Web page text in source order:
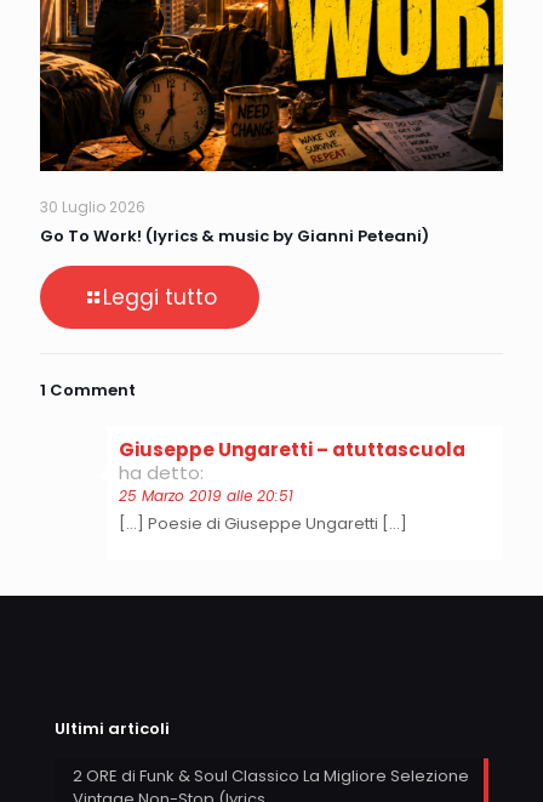
30 Luglio 2026
Go To Work! (lyrics & music by Gianni Peteani)
Leggi tutto
1 Comment
Giuseppe Ungaretti – atuttascuola
ha detto:
25 Marzo 2019 alle 20:51
[…] Poesie di Giuseppe Ungaretti […]
Ultimi articoli
2 ORE di Funk & Soul Classico La Migliore Selezione